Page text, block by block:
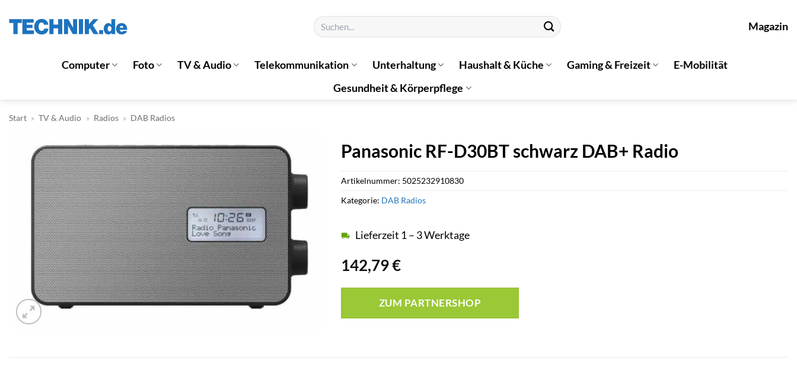
Inhalt
Suchen
nach:
Magazin
Computer Foto TV & Audio Telekommunikation Unterhaltung Haushalt & Küche Gaming & Freizeit
E-Mobilität
Gesundheit & Körperpflege
Start » TV & Audio » Radios » DAB Radios
Panasonic RF-D30BT schwarz DAB+ Radio
142,79€
Lieferzeit 1 – 3 Werktage
ZUM PARTNERSHOP
Artikelnummer: 5025232910830
Kategorie: DAB Radios